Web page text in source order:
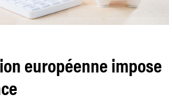
européenne impose